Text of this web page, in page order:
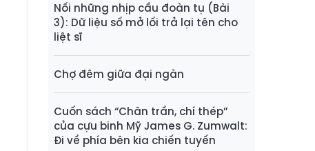
Nối những nhịp cầu đoàn tụ (Bài
3): Dữ liệu số mở lối trả lại tên cho
liệt sĩ
Chợ đêm giữa đại ngàn
Cuốn sách “Chân trần, chí thép”
của cựu binh Mỹ James G. Zumwalt:
Đi về phía bên kia chiến tuyến